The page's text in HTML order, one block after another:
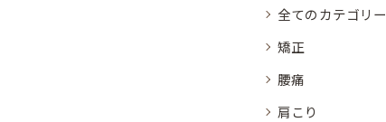
全てのカテゴリー
矯正
腰痛
肩こり